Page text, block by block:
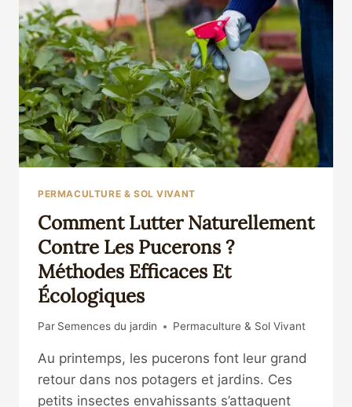
?
MÉTHODES
DOUCES
&
ALTERNATIVES
NATURELLES
PERMACULTURE & SOL VIVANT
Comment Lutter Naturellement
Contre Les Pucerons ?
Méthodes Efficaces Et
Écologiques
Par Semences du jardin Permaculture & Sol Vivant
Au printemps, les pucerons font leur grand
retour dans nos potagers et jardins. Ces
petits insectes envahissants s’attaquent